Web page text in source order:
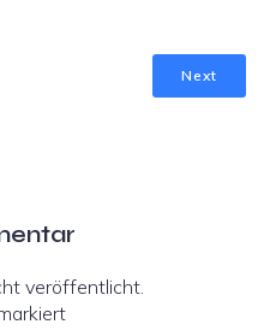
Next
veröffentlicht.